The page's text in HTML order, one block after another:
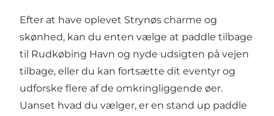
Efter at have oplevet Strynøs charme og
skønhed, kan du enten vælge at paddle tilbage
til Rudkøbing Havn og nyde udsigten på vejen
tilbage, eller du kan fortsætte dit eventyr og
udforske flere af de omkringliggende øer.
Uanset hvad du vælger, er en stand up paddle